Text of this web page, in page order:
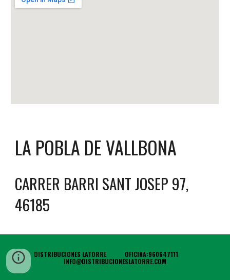
LA POBLA DE VALLBONA
CARRER BARRI SANT JOSEP 97,
46185
DISTRIBUCIONES LATORRE            OFICINA:960647111
INFO@DISTRIBUCIONESLATORRE.COM